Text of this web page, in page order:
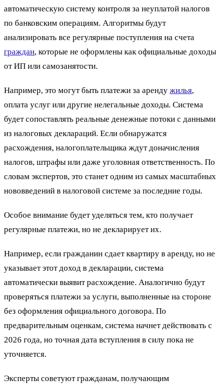
автоматическую систему контроля за неуплатой налогов
по банковским операциям. Алгоритмы будут
анализировать все регулярные поступления на счета
граждан, которые не оформлены как официальные доходы
от ИП или самозанятости.
Например, это могут быть платежи за аренду жилья,
оплата услуг или другие нелегальные доходы. Система
будет сопоставлять реальные денежные потоки с данными
из налоговых деклараций. Если обнаружатся
расхождения, налогоплательщика ждут доначисления
налогов, штрафы или даже уголовная ответственность. По
словам экспертов, это станет одним из самых масштабных
нововведений в налоговой системе за последние годы.
Особое внимание будет уделяться тем, кто получает
регулярные платежи, но не декларирует их.
Например, если гражданин сдает квартиру в аренду, но не
указывает этот доход в декларации, система
автоматически выявит расхождение. Аналогично будут
проверяться платежи за услуги, выполненные на стороне
без оформления официального договора. По
предварительным оценкам, система начнет действовать с
2026 года, но точная дата вступления в силу пока не
уточняется.
Эксперты советуют гражданам, получающим